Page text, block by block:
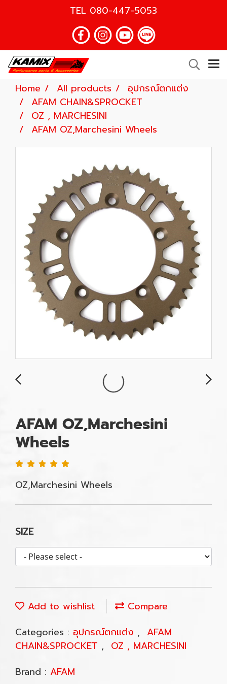
TEL 080-447-5053
Home All products
อุปกรณ์ตกแต่ง
AFAM CHAIN&SPROCKET
OZ , MARCHESINI
AFAM OZ,Marchesini Wheels
AFAM OZ,Marchesini
Wheels
OZ,Marchesini Wheels
SIZE
Add to wishlist
Compare
Categories : อุปกรณ์ตกแต่ง , AFAM
CHAIN&SPROCKET , OZ , MARCHESINI
Brand : AFAM